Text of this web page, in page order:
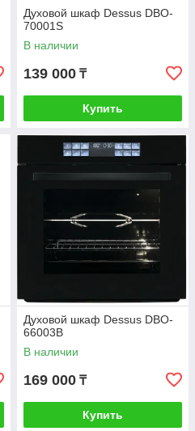
Духовой шкаф Dessus DBO-
70001S
В наличии
139 000 ₸
Купить
Духовой шкаф Dessus DBO-
66003B
В наличии
169 000 ₸
Купить